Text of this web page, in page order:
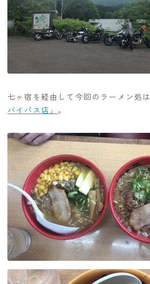
七ヶ宿を経由して今回のラーメン処は
バイパス店」 。